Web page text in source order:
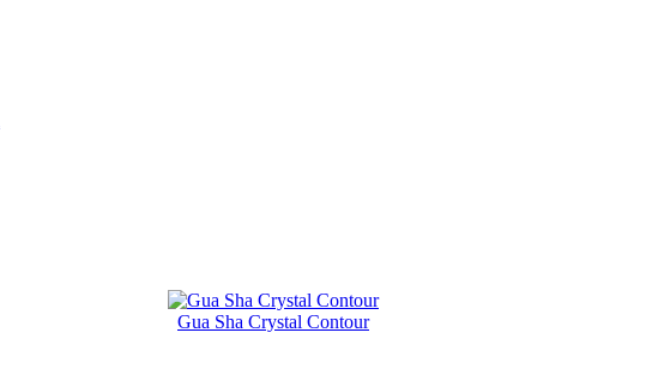
Gua Sha Crystal Contour